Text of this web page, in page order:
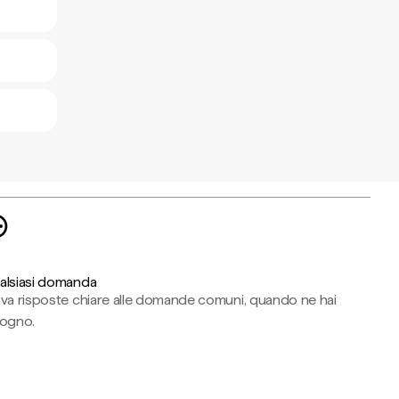
domanda
risposte chiare alle domande comuni, quando ne hai